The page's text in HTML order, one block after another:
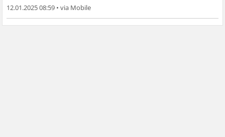
12.01.2025 08:59 •